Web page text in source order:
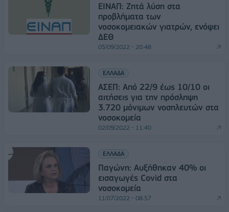
ΕΙΝΑΠ: Ζητά λύση στα
προβλήματα των
νοσοκομειακών γιατρών, ενόψει
ΔΕΘ
05/09/2022 - 20:48
ΕΛΛΑΔΑ
ΑΣΕΠ: Από 22/9 έως 10/10 οι
αιτήσεις για την πρόσληψη
3.720 μόνιμων νοσηλευτών στα
νοσοκομεία
02/09/2022 - 11:40
ΕΛΛΑΔΑ
Παγώνη: Αυξήθηκαν 40% οι
εισαγωγές Covid στα
νοσοκομεία
11/07/2022 - 08:57